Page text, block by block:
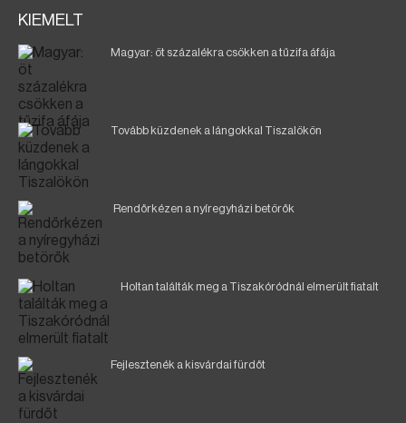
KIEMELT
Magyar: öt százalékra csökken a tűzifa áfája
Tovább küzdenek a lángokkal Tiszalökön
Rendőrkézen a nyíregyházi betörők
Holtan találták meg a Tiszakóródnál elmerült fiatalt
Fejlesztenék a kisvárdai fürdőt